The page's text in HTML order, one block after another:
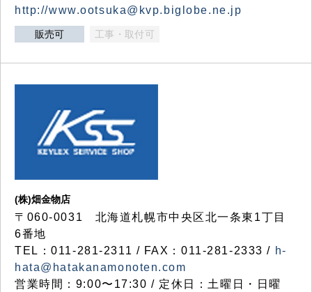
http://www.ootsuka@kvp.biglobe.ne.jp
販売可 工事・取付可
(株)畑金物店
〒060-0031 北海道札幌市中央区北一条東1丁目
6番地
TEL：011-281-2311 / FAX：011-281-2333 / h-
hata@hatakanamonoten.com
営業時間：9:00〜17:30 / 定休日：土曜日・日曜